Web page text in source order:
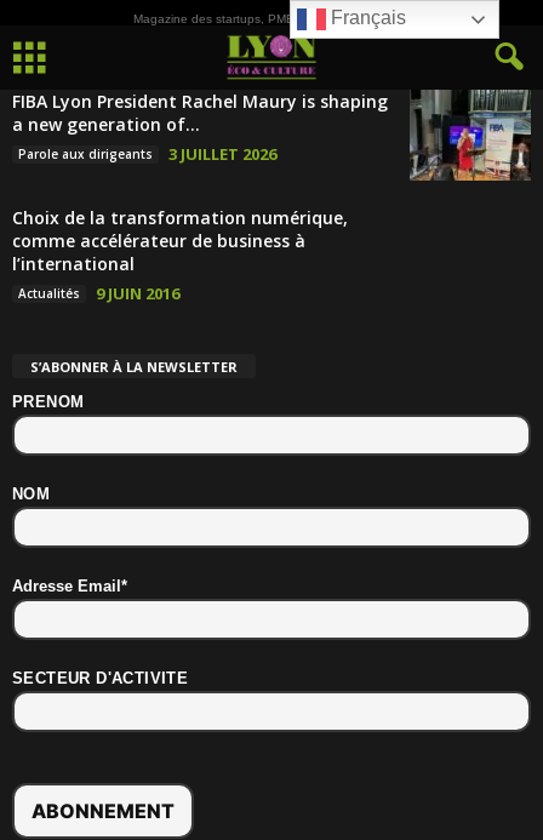
Magazine des startups, PME, ETI et de la Culture
FIBA Lyon President Rachel Maury is shaping
a new generation of...
Parole aux dirigeants 3 JUILLET 2026
Choix de la transformation numérique,
comme accélérateur de business à
l’international
Actualités 9 JUIN 2016
S’ABONNER À LA NEWSLETTER
PRENOM
NOM
Adresse Email*
SECTEUR D'ACTIVITE
Français